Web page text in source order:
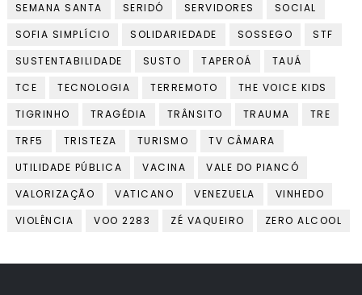
SEMANA SANTA
SERIDÓ SERVIDORES
SOCIAL
SOFIA SIMPLÍCIO
SOLIDARIEDADE SOSSEGO
STF
SUSTENTABILIDADE
SUSTO TAPEROÁ
TAUÁ
TCE
TECNOLOGIA TERREMOTO
THE VOICE KIDS
TIGRINHO
TRAGÉDIA TRÂNSITO TRAUMA
TRE
TRF5
TRISTEZA TURISMO
TV CÂMARA
UTILIDADE PÚBLICA
VACINA
VALE DO PIANCÓ
VALORIZAÇÃO
VATICANO VENEZUELA
VINHEDO
VIOLÊNCIA
VOO 2283 ZÉ VAQUEIRO ZERO ALCOOL